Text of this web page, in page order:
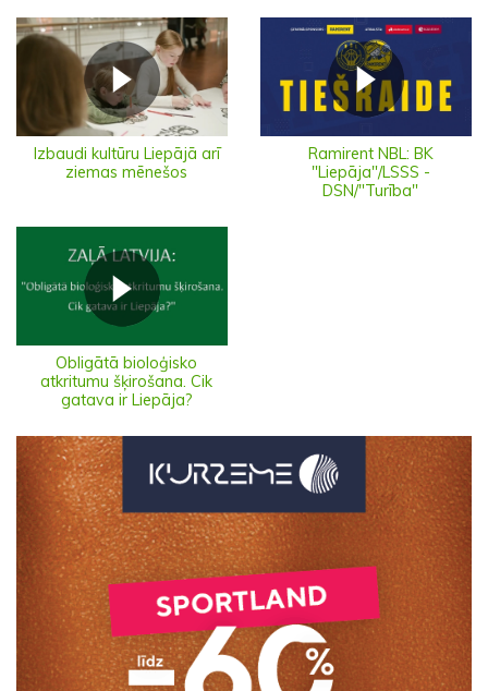
Izbaudi kultūru Liepājā arī
ziemas mēnešos
Ramirent NBL: BK
"Liepāja"/LSSS -
DSN/"Turība"
Obligātā bioloģisko
atkritumu šķirošana. Cik
gatava ir Liepāja?